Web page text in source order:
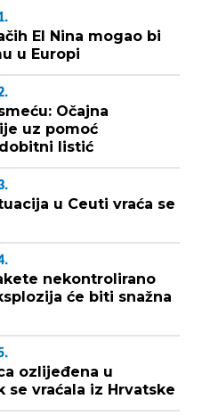
El Nina mogao bi
u Europi
Očajna
uz pomoć
listić
u Ceuti vraća se
nekontrolirano
će biti snažna
ozlijeđena u
vraćala iz Hrvatske